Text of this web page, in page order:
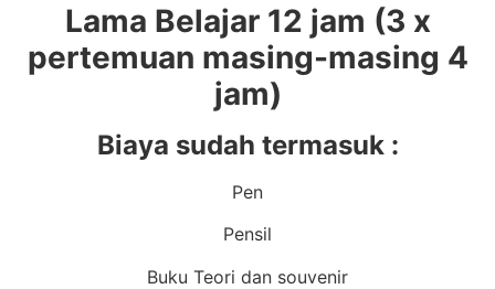
Lama Belajar 12 jam (3 x
pertemuan masing-masing 4
jam)
Biaya sudah termasuk :
Pen
Pensil
Buku Teori dan souvenir